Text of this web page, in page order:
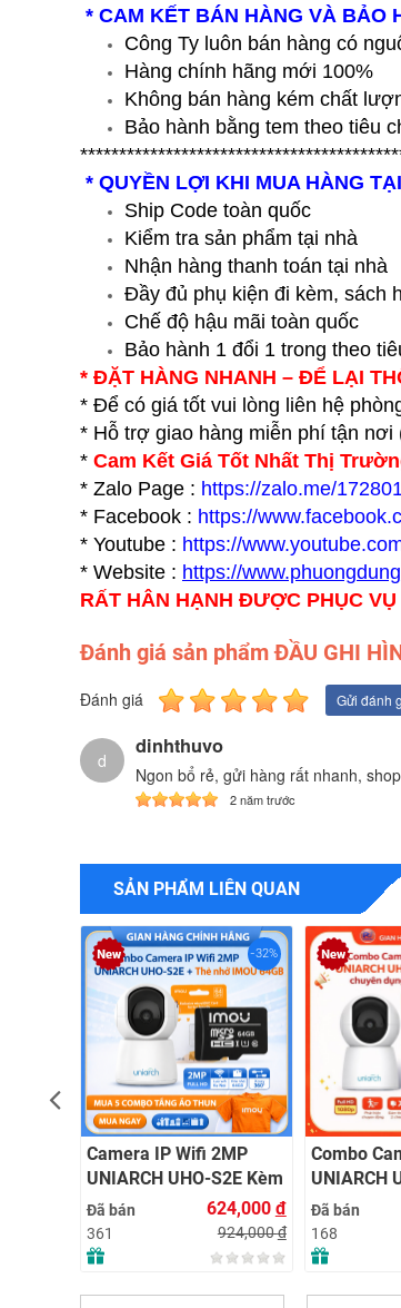
* CAM KẾT BÁN HÀNG VÀ BẢO
Công Ty luôn bán hàng có
Hàng chính hãng mới 100%
Không bán hàng kém chất
Bảo hành bằng tem theo tiêu
* QUYỀN LỢI KHI MUA HÀNG
Ship Code toàn quốc
Kiểm tra sản phẩm tại nhà
Nhận hàng thanh toán tại nhà
Đầy đủ phụ kiện đi kèm, sách
Chế độ hậu mãi toàn quốc
Bảo hành 1 đổi 1 trong theo
* ĐẶT HÀNG NHANH – ĐỂ LẠI
* Để có giá tốt vui lòng liên hệ
* Hỗ trợ giao hàng miễn phí tận
* Cam Kết Giá Tốt Nhất Thị
* Zalo Page : https://zalo.me/
* Facebook : https://
* Youtube : https://
* Website : https://www.p
RẤT HÂN HẠNH ĐƯỢC PHỤC
Đánh giá sản phẩm ĐẦU GHI
Đánh giá Gửi đánh
d
dinhthuvo
Ngon bổ rẻ, gửi hàng rất nhanh,
2 năm trước
SẢN PHẨM LIÊN QUAN
-32%
Camera IP Wifi 2MP
UNIARCH UHO-S2E Kèm
Thẻ Nhớ IMOU 64GB |
Xem Từ Xa | Dễ Lắp Đặt
Đã bán
361
624,000 đ
924,000đ
Combo
UNIARCH
Kèm Thẻ
64GB |
Cửa Hàng
Đã bán
168